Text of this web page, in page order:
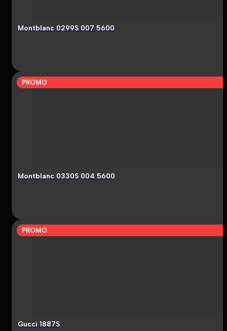
Montblanc 0299S 007 5600
PROMO
Montblanc 0330S 004 5600
PROMO
Gucci 1887S